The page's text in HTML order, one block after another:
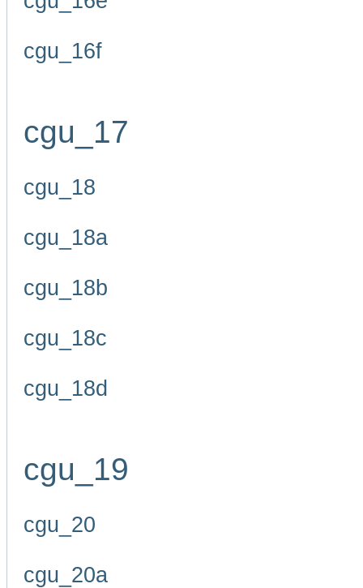
cgu_16f
cgu_17
cgu_18
cgu_18a
cgu_18b
cgu_18c
cgu_18d
cgu_19
cgu_20
cgu_20a